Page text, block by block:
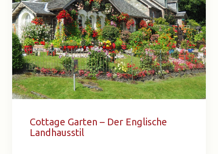
Cottage Garten – Der Englische
Landhausstil